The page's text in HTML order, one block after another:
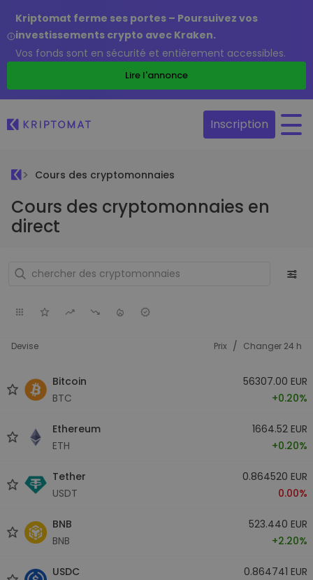
Kriptomat ferme ses portes – Poursuivez vos
investissements crypto avec Kraken.
Vos fonds sont en sécurité et entièrement accessibles.
Lire l'annonce
Inscription
Cours des cryptomonnaies
Cours des cryptomonnaies en
direct
Devise Prix / Changer 24 h
Bitcoin
BTC
56307.00 EUR
+0.20%
Ethereum
ETH
1664.52 EUR
+0.20%
Tether
USDT
0.864520 EUR
0.00%
BNB
BNB
523.440 EUR
+2.20%
USDC
0.864741 EUR